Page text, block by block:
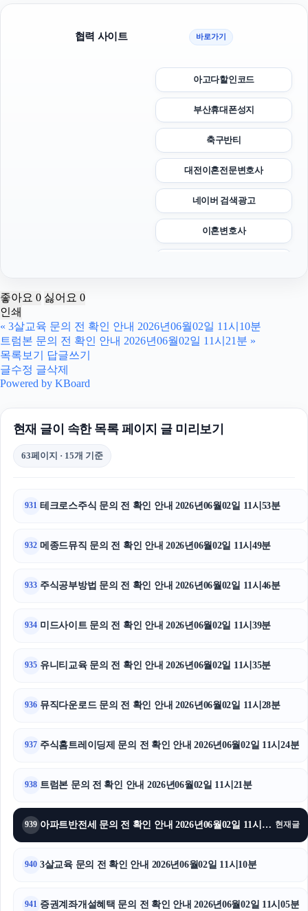
협력 사이트 바로가기
아고다할인코드
부산휴대폰성지
축구반티
대전이혼전문변호사
네이버 검색광고
이혼변호사
인천하수구막힘
강남치과
동탄임플란트
좋아요 0 싫어요 0
인쇄
« 3살교육 문의 전 확인 안내 2026년06월02일 11시10분
트럼본 문의 전 확인 안내 2026년06월02일 11시21분 »
목록보기
답글쓰기
글수정 글삭제
Powered by KBoard
현재 글이 속한 목록 페이지 글 미리보기
63페이지 · 15개 기준
931 테크로스주식 문의 전 확인 안내 2026년06월02일 11시53분
932 메종드뮤직 문의 전 확인 안내 2026년06월02일 11시49분
933 주식공부방법 문의 전 확인 안내 2026년06월02일 11시46분
934 미드사이트 문의 전 확인 안내 2026년06월02일 11시39분
935 유니티교육 문의 전 확인 안내 2026년06월02일 11시35분
936 뮤직다운로드 문의 전 확인 안내 2026년06월02일 11시28분
937 주식홈트레이딩제 문의 전 확인 안내 2026년06월02일 11시24분
938 트럼본 문의 전 확인 안내 2026년06월02일 11시21분
939 아파트반전세 문의 전 확인 안내 2026년06월02일 11시13분 현재글
940 3살교육 문의 전 확인 안내 2026년06월02일 11시10분
941 증권계좌개설혜택 문의 전 확인 안내 2026년06월02일 11시05분